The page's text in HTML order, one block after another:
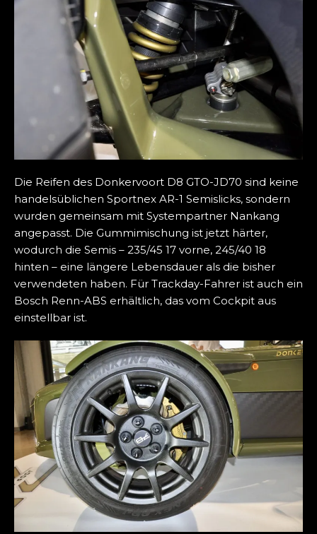
Die Reifen des Donkervoort D8 GTO-JD70 sind keine
handelsüblichen Sportnex AR-1 Semislicks, sondern
wurden gemeinsam mit Systempartner Nankang
angepasst. Die Gummimischung ist jetzt härter,
wodurch die Semis – 235/45 17 vorne, 245/40 18
hinten – eine längere Lebensdauer als die bisher
verwendeten haben. Für Trackday-Fahrer ist auch ein
Bosch Renn-ABS erhältlich, das vom Cockpit aus
einstellbar ist.